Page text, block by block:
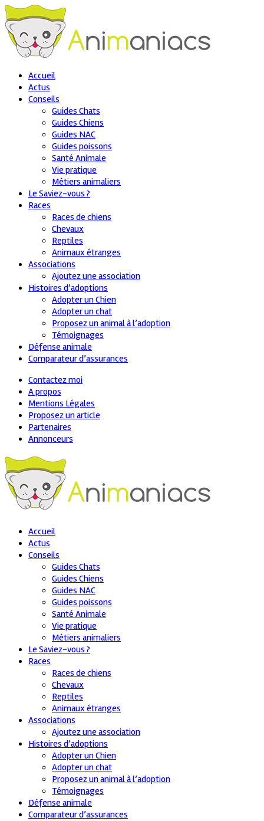
Accueil
Actus
Conseils
Guides Chats
Guides Chiens
Guides NAC
Guides poissons
Santé Animale
Vie pratique
Métiers animaliers
Le Saviez-vous ?
Races
Races de chiens
Chevaux
Reptiles
Animaux étranges
Associations
Ajoutez une association
Histoires d’adoptions
Adopter un Chien
Adopter un chat
Proposez un animal à l’adoption
Témoignages
Défense animale
Comparateur d’assurances
Contactez moi
A propos
Mentions Légales
Proposez un article
Partenaires
Annonceurs
Accueil
Actus
Conseils
Guides Chats
Guides Chiens
Guides NAC
Guides poissons
Santé Animale
Vie pratique
Métiers animaliers
Le Saviez-vous ?
Races
Races de chiens
Chevaux
Reptiles
Animaux étranges
Associations
Ajoutez une association
Histoires d’adoptions
Adopter un Chien
Adopter un chat
Proposez un animal à l’adoption
Témoignages
Défense animale
Comparateur d’assurances